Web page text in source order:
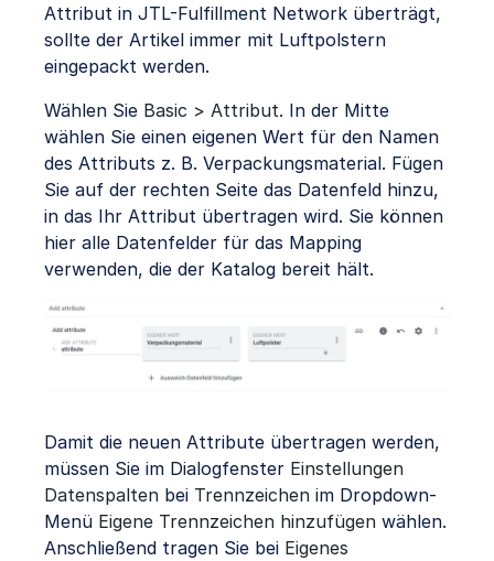
Attribut in JTL-Fulfillment Network überträgt,
sollte der Artikel immer mit Luftpolstern
eingepackt werden.
Wählen Sie Basic > Attribut. In der Mitte
wählen Sie einen eigenen Wert für den Namen
des Attributs z. B. Verpackungsmaterial. Fügen
Sie auf der rechten Seite das Datenfeld hinzu,
in das Ihr Attribut übertragen wird. Sie können
hier alle Datenfelder für das Mapping
verwenden, die der Katalog bereit hält.
Damit die neuen Attribute übertragen werden,
müssen Sie im Dialogfenster Einstellungen
Datenspalten bei Trennzeichen im Dropdown-
Menü Eigene Trennzeichen hinzufügen wählen.
Anschließend tragen Sie bei Eigenes